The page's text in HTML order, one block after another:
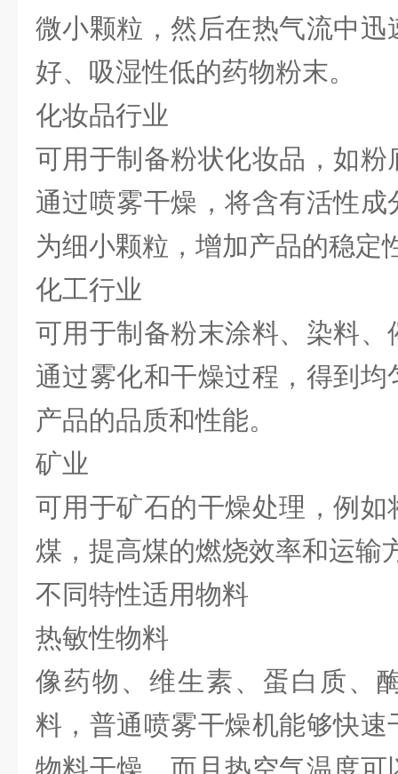
微小颗粒，然后在热气流中
好、吸湿性低的药物粉末。
化妆品行业
可用于制备粉状化妆品，如
通过喷雾干燥，将含有活性
为细小颗粒，增加产品的稳定
化工行业
可用于制备粉末涂料、染料
通过雾化和干燥过程，得到
产品的品质和性能。
矿业
可用于矿石的干燥处理，例
煤，提高煤的燃烧效率和运输
不同特性适用物料
热敏性物料
像药物、维生素、蛋白质、
料，普通喷雾干燥机能够快